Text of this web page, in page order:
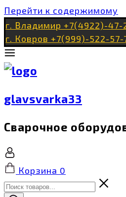
Перейти к содержимому
г. Владимир +7(4922)-47-
г. Ковров +7(999)-522-57-
glavsvarka33
Сварочное
Корзина 0